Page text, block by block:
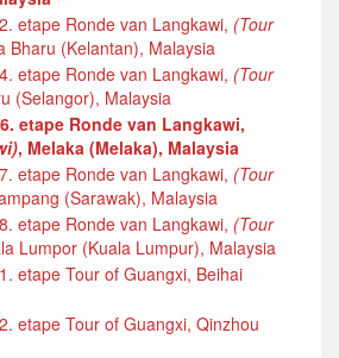
etape Ronde van Langkawi, (Tour
Bharu (Kelantan), Malaysia
etape Ronde van Langkawi, (Tour
(Selangor), Malaysia
etape Ronde van Langkawi,
, Melaka (Melaka), Malaysia
etape Ronde van Langkawi, (Tour
(Sarawak), Malaysia
etape Ronde van Langkawi, (Tour
Lumpor (Kuala Lumpur), Malaysia
etape Tour of Guangxi, Beihai
etape Tour of Guangxi, Qinzhou